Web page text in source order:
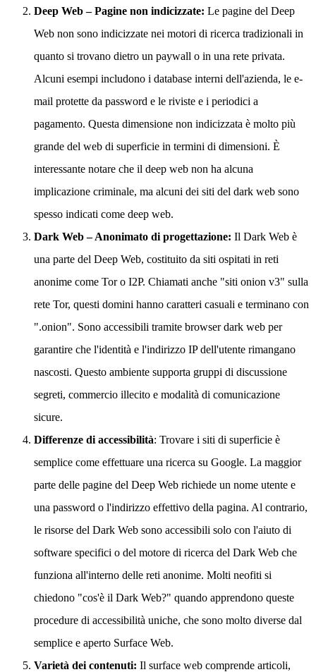
Deep Web – Pagine non indicizzate: Le pagine del Deep
Web non sono indicizzate nei motori di ricerca tradizionali in
quanto si trovano dietro un paywall o in una rete privata.
Alcuni esempi includono i database interni dell'azienda, le e-
mail protette da password e le riviste e i periodici a
pagamento. Questa dimensione non indicizzata è molto più
grande del web di superficie in termini di dimensioni. È
interessante notare che il deep web non ha alcuna
implicazione criminale, ma alcuni dei siti del dark web sono
spesso indicati come deep web.
Dark Web – Anonimato di progettazione: Il Dark Web è
una parte del Deep Web, costituito da siti ospitati in reti
anonime come Tor o I2P. Chiamati anche "siti onion v3" sulla
rete Tor, questi domini hanno caratteri casuali e terminano con
".onion". Sono accessibili tramite browser dark web per
garantire che l'identità e l'indirizzo IP dell'utente rimangano
nascosti. Questo ambiente supporta gruppi di discussione
segreti, commercio illecito e modalità di comunicazione
sicure.
Differenze di accessibilità: Trovare i siti di superficie è
semplice come effettuare una ricerca su Google. La maggior
parte delle pagine del Deep Web richiede un nome utente e
una password o l'indirizzo effettivo della pagina. Al contrario,
le risorse del Dark Web sono accessibili solo con l'aiuto di
software specifici o del motore di ricerca del Dark Web che
funziona all'interno delle reti anonime. Molti neofiti si
chiedono "cos'è il Dark Web?" quando apprendono queste
procedure di accessibilità uniche, che sono molto diverse dal
semplice e aperto Surface Web.
Varietà dei contenuti: Il surface web comprende articoli,